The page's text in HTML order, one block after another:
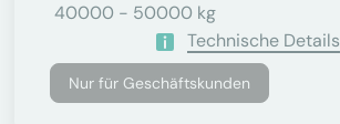
40000 - 50000 kg
Technische Details
Nur für Geschäftskunden